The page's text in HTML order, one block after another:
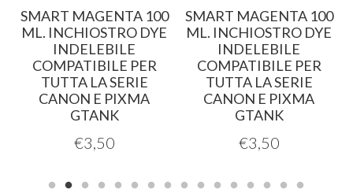
SMART MAGENTA 100
ML. INCHIOSTRO DYE
INDELEBILE
COMPATIBILE PER
TUTTA LA SERIE
CANON E PIXMA
GTANK
€3,50
SMART MAGENTA 100
ML. INCHIOSTRO DYE
INDELEBILE
COMPATIBILE PER
TUTTA LA SERIE
CANON E PIXMA
GTANK
€3,50